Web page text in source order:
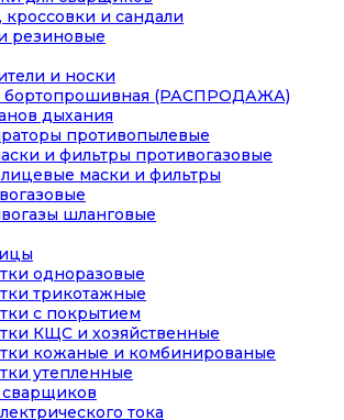
кроссовки и сандали
резиновые
и носки
бортопрошивная (РАСПРОДАЖА)
дыхания
противопылевые
и фильтры противогазовые
маски и фильтры
шланговые
одноразовые
трикотажные
с покрытием
КЩС и хозяйственные
кожаные и комбинированые
утепленные
тока